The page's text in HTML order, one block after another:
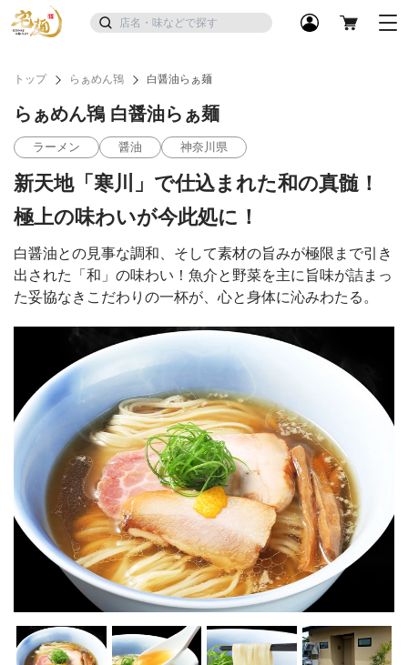
トップ らぁめん鴇 白醤油らぁ麺
らぁめん鴇 白醤油らぁ麺
ラーメン 醤油 神奈川県
新天地「寒川」で仕込まれた和の真髄！
極上の味わいが今此処に！
白醤油との見事な調和、そして素材の旨みが極限まで引き
出された「和」の味わい！魚介と野菜を主に旨味が詰まっ
た妥協なきこだわりの一杯が、心と身体に沁みわたる。